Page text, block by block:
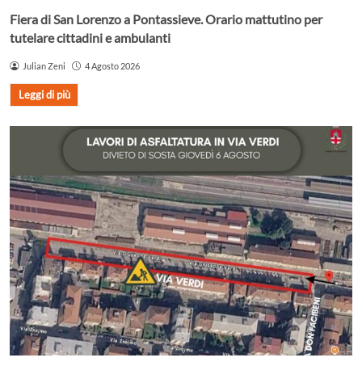
Fiera di San Lorenzo a Pontassieve. Orario mattutino per
tutelare cittadini e ambulanti
Julian Zeni 4 Agosto 2026
Leggi di più